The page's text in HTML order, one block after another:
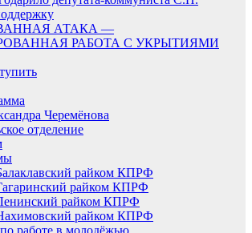
АТАКА —
РАБОТА С УКРЫТИЯМИ
Черемёнова
отделение
райком КПРФ
райком КПРФ
райком КПРФ
райком КПРФ
работе в молодёжью